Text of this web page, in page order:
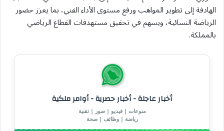
الهادفة إلى تطوير المواهب ورفع مستوى الأداء الفني، بما يعزز حضور
الرياضة النسائية، ويسهم في تحقيق مستهدفات القطاع الرياضي
بالمملكة.
أخبار عاجلة - أخبار حصرية - أوامر ملكية
منوعات | فيديو | صور | تقنية
رياضة | وظائف | صحة